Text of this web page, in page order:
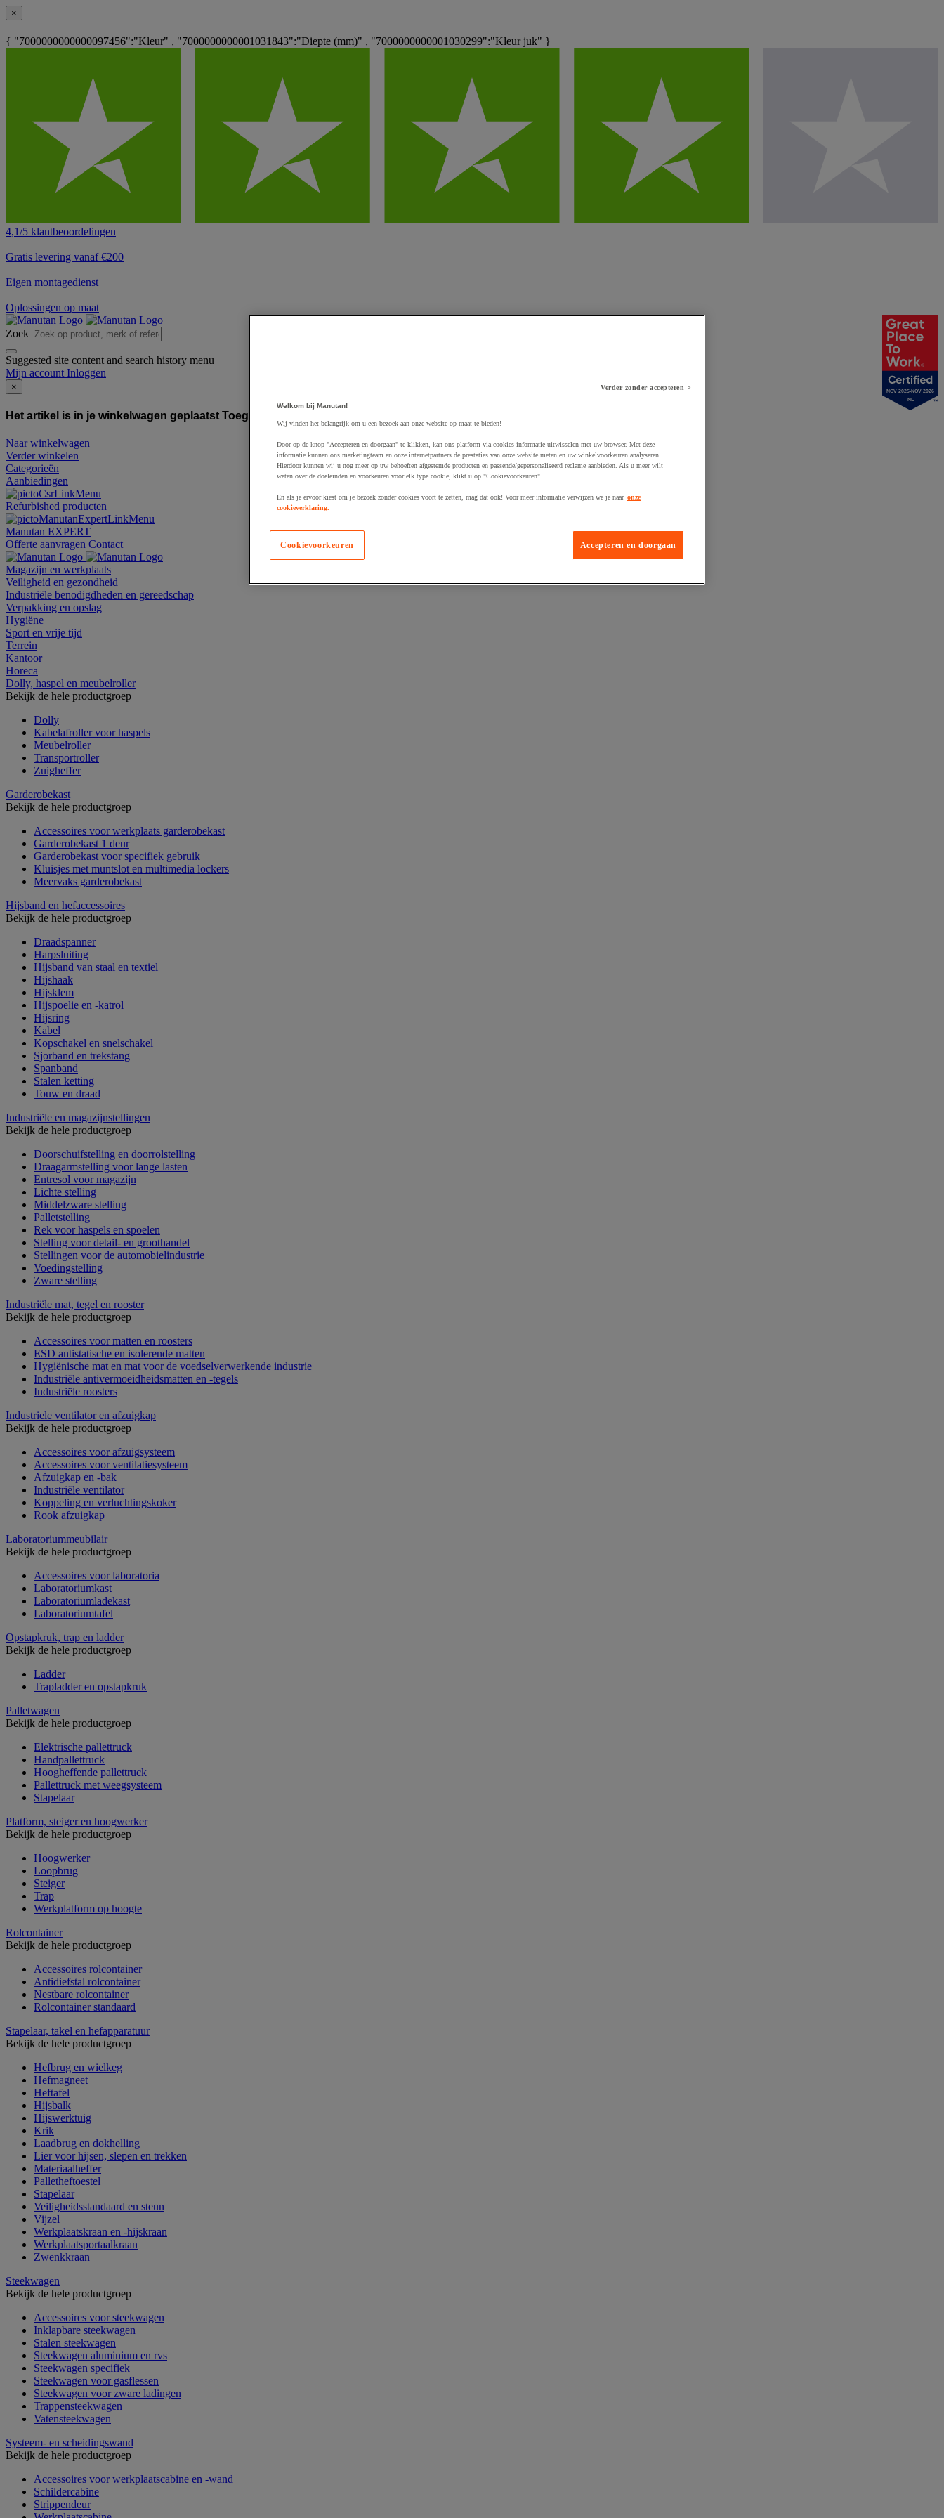
×
{ "7000000000000097456":"Kleur" , "7000000000001031843":"Diepte (mm)" , "7000000000001030299":"Kleur juk" }
4,1/5 klantbeoordelingen
Gratis levering vanaf €200
Eigen montagedienst
Oplossingen op maat
Zoek
Suggested site content and search history menu
Mijn account Inloggen
×
Het artikel is in je winkelwagen geplaatst Toegevoegd aan winkelwagen
Naar winkelwagen
Verder winkelen
Categorieën
Aanbiedingen
Refurbished producten
Manutan EXPERT
Offerte aanvragen Contact
Magazijn en werkplaats
Veiligheid en gezondheid
Industriële benodigdheden en gereedschap
Verpakking en opslag
Hygiëne
Sport en vrije tijd
Terrein
Kantoor
Horeca
Dolly, haspel en meubelroller
Bekijk de hele productgroep
Dolly
Kabelafroller voor haspels
Meubelroller
Transportroller
Zuigheffer
Garderobekast
Bekijk de hele productgroep
Accessoires voor werkplaats garderobekast
Garderobekast 1 deur
Garderobekast voor specifiek gebruik
Kluisjes met muntslot en multimedia lockers
Meervaks garderobekast
Hijsband en hefaccessoires
Bekijk de hele productgroep
Draadspanner
Harpsluiting
Hijsband van staal en textiel
Hijshaak
Hijsklem
Hijspoelie en -katrol
Hijsring
Kabel
Kopschakel en snelschakel
Sjorband en trekstang
Spanband
Stalen ketting
Touw en draad
Industriële en magazijnstellingen
Bekijk de hele productgroep
Doorschuifstelling en doorrolstelling
Draagarmstelling voor lange lasten
Entresol voor magazijn
Lichte stelling
Middelzware stelling
Palletstelling
Rek voor haspels en spoelen
Stelling voor detail- en groothandel
Stellingen voor de automobielindustrie
Voedingstelling
Zware stelling
Industriële mat, tegel en rooster
Bekijk de hele productgroep
Accessoires voor matten en roosters
ESD antistatische en isolerende matten
Hygiënische mat en mat voor de voedselverwerkende industrie
Industriële antivermoeidheidsmatten en -tegels
Industriële roosters
Industriele ventilator en afzuigkap
Bekijk de hele productgroep
Accessoires voor afzuigsysteem
Accessoires voor ventilatiesysteem
Afzuigkap en -bak
Industriële ventilator
Koppeling en verluchtingskoker
Rook afzuigkap
Laboratoriummeubilair
Bekijk de hele productgroep
Accessoires voor laboratoria
Laboratoriumkast
Laboratoriumladekast
Laboratoriumtafel
Opstapkruk, trap en ladder
Bekijk de hele productgroep
Ladder
Trapladder en opstapkruk
Palletwagen
Bekijk de hele productgroep
Elektrische pallettruck
Handpallettruck
Hoogheffende pallettruck
Pallettruck met weegsysteem
Stapelaar
Platform, steiger en hoogwerker
Bekijk de hele productgroep
Hoogwerker
Loopbrug
Steiger
Trap
Werkplatform op hoogte
Rolcontainer
Bekijk de hele productgroep
Accessoires rolcontainer
Antidiefstal rolcontainer
Nestbare rolcontainer
Rolcontainer standaard
Stapelaar, takel en hefapparatuur
Bekijk de hele productgroep
Hefbrug en wielkeg
Hefmagneet
Heftafel
Hijsbalk
Hijswerktuig
Krik
Laadbrug en dokhelling
Lier voor hijsen, slepen en trekken
Materiaalheffer
Palletheftoestel
Stapelaar
Veiligheidsstandaard en steun
Vijzel
Werkplaatskraan en -hijskraan
Werkplaatsportaalkraan
Zwenkkraan
Steekwagen
Bekijk de hele productgroep
Accessoires voor steekwagen
Inklapbare steekwagen
Stalen steekwagen
Steekwagen aluminium en rvs
Steekwagen specifiek
Steekwagen voor gasflessen
Steekwagen voor zware ladingen
Trappensteekwagen
Vatensteekwagen
Systeem- en scheidingswand
Bekijk de hele productgroep
Accessoires voor werkplaatscabine en -wand
Schildercabine
Strippendeur
NOV 2025-NOV 2026
NL
Verder zonder accepteren >
Welkom bij Manutan!
Wij vinden het belangrijk om u een bezoek aan onze website op maat te bieden!
Door op de knop "Accepteren en doorgaan" te klikken, kan ons platform via cookies informatie uitwisselen met uw browser. Met deze
informatie kunnen ons marketingteam en onze internetpartners de prestaties van onze website meten en uw winkelvoorkeuren analyseren.
Hierdoor kunnen wij u nog meer op uw behoeften afgestemde producten en passende/gepersonaliseerd reclame aanbieden. Als u meer wilt
weten over de doeleinden en voorkeuren voor elk type cookie, klikt u op "Cookievoorkeuren".
En als je ervoor kiest om je bezoek zonder cookies voort te zetten, mag dat ook! Voor meer informatie verwijzen we je naar onze
cookieverklaring.
Accepteren en doorgaan
Cookievoorkeuren